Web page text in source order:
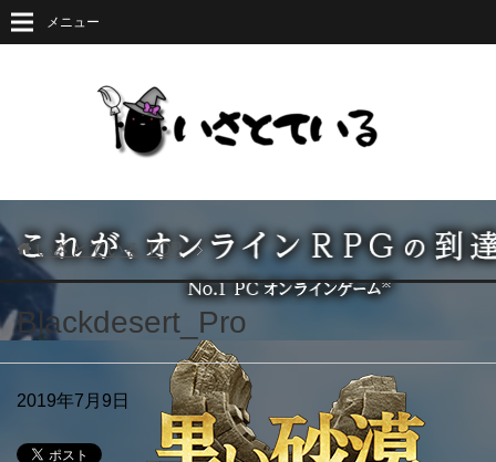
メニュー
いさとている TOP
Blackdesert_Pro
2019年7月9日